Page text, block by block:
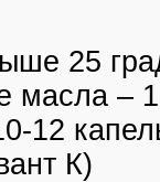
25
–
12
К)